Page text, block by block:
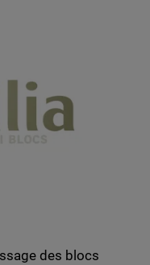
des blocs